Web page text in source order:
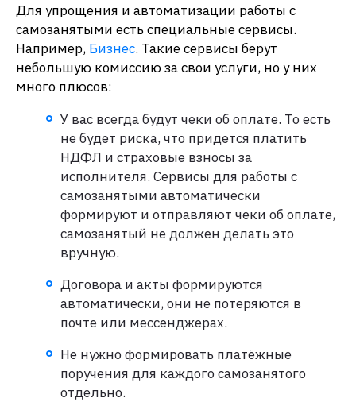
Для упрощения и автоматизации работы с
самозанятыми есть специальные сервисы.
Например, Бизнес. Такие сервисы берут
небольшую комиссию за свои услуги, но у них
много плюсов:
У вас всегда будут чеки об оплате. То есть
не будет риска, что придется платить
НДФЛ и страховые взносы за
исполнителя. Сервисы для работы с
самозанятыми автоматически
формируют и отправляют чеки об оплате,
самозанятый не должен делать это
вручную.
Договора и акты формируются
автоматически, они не потеряются в
почте или мессенджерах.
Не нужно формировать платёжные
поручения для каждого самозанятого
отдельно.